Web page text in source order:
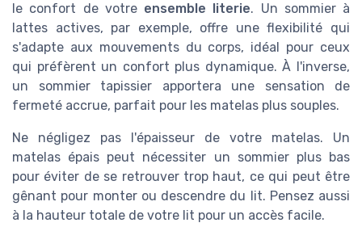
le confort de votre ensemble literie. Un sommier à
lattes actives, par exemple, offre une flexibilité qui
s'adapte aux mouvements du corps, idéal pour ceux
qui préfèrent un confort plus dynamique. À l'inverse,
un sommier tapissier apportera une sensation de
fermeté accrue, parfait pour les matelas plus souples.
Ne négligez pas l'épaisseur de votre matelas. Un
matelas épais peut nécessiter un sommier plus bas
pour éviter de se retrouver trop haut, ce qui peut être
gênant pour monter ou descendre du lit. Pensez aussi
à la hauteur totale de votre lit pour un accès facile.